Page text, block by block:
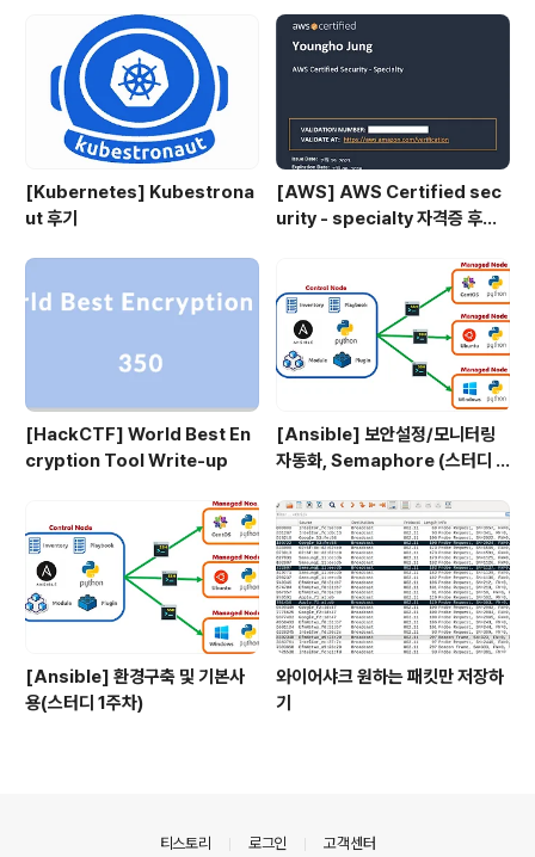
[Kubernetes] Kubestrona
ut 후기
[AWS] AWS Certified sec
urity - specialty 자격증 후기
[HackCTF] World Best En
cryption Tool Write-up
[Ansible] 보안설정/모니터링
자동화, Semaphore (스터디 4
[Ansible] 환경구축 및 기본사
용(스터디 1주차)
와이어샤크 원하는 패킷만 저장하
기
티스토리 로그인 고객센터